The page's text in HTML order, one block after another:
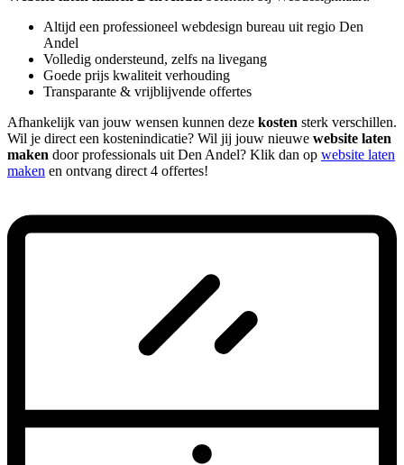
Altijd een professioneel webdesign bureau uit regio Den
Andel
Volledig ondersteund, zelfs na livegang
Goede prijs kwaliteit verhouding
Transparante & vrijblijvende offertes
Afhankelijk van jouw wensen kunnen deze kosten sterk verschillen.
Wil je direct een kostenindicatie? Wil jij jouw nieuwe website laten
maken door professionals uit Den Andel? Klik dan op website laten
maken en ontvang direct 4 offertes!